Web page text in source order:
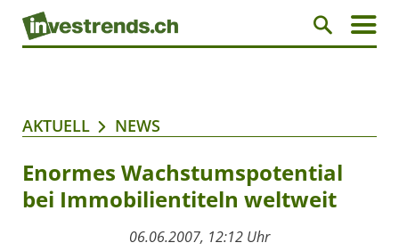
AKTUELL NEWS
Enormes Wachstumspotential
bei Immobilientiteln weltweit
06.06.2007, 12:12 Uhr